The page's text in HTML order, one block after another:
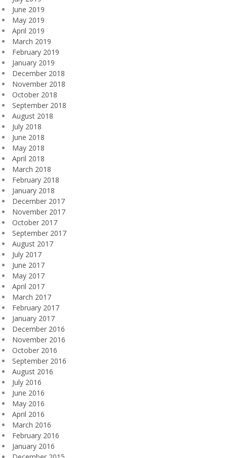
June 2019
May 2019
April 2019
March 2019
February 2019
January 2019
December 2018
November 2018
October 2018
September 2018
August 2018
July 2018
June 2018
May 2018
April 2018
March 2018
February 2018
January 2018
December 2017
November 2017
October 2017
September 2017
August 2017
July 2017
June 2017
May 2017
April 2017
March 2017
February 2017
January 2017
December 2016
November 2016
October 2016
September 2016
August 2016
July 2016
June 2016
May 2016
April 2016
March 2016
February 2016
January 2016